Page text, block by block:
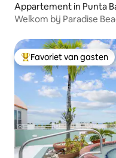
Appartement in Punta
Welkom bij Paradise
Topfavoriet van gasten
Favoriet van gasten